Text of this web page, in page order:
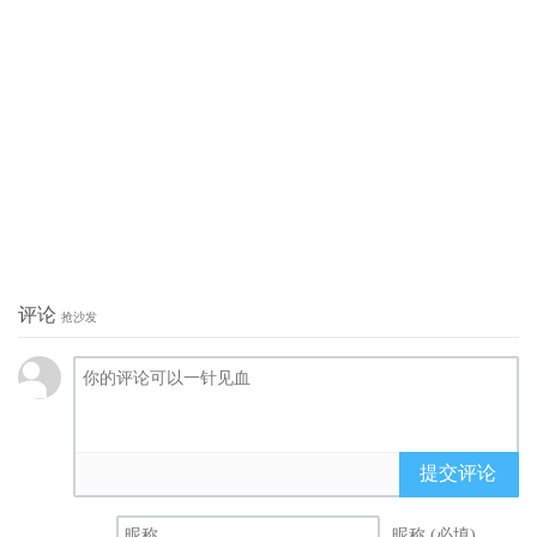
评论 抢沙发
提交评论